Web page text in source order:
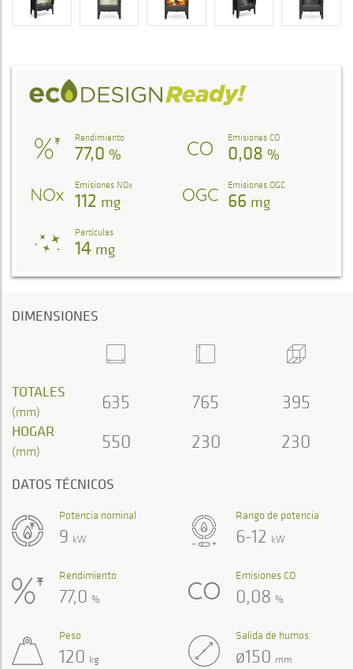
Rendimiento
77,0 %
Emisiones CO
0,08 %
Emisiones NOx
112 mg
Emisiones OGC
66 mg
Partículas
14 mg
DIMENSIONES
TOTALES
(mm) 635 765 395
HOGAR
(mm) 550 230 230
DATOS TÉCNICOS
Rango de potencia
6-12 kW
Potencia nominal
9 kW
Rendimiento
77,0 %
Emisiones CO
0,08 %
Peso
120 kg
Salida de humos
ø150 mm